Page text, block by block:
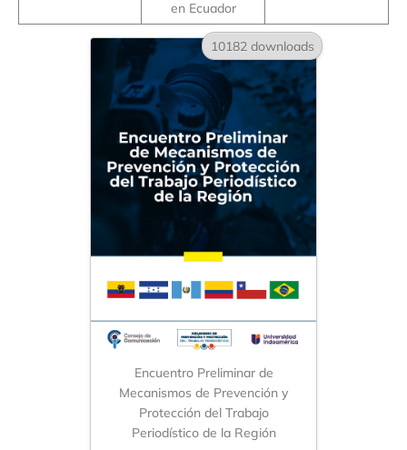
en Ecuador
10182 downloads
Encuentro Preliminar de
Mecanismos de Prevención y
Protección del Trabajo
Periodístico de la Región